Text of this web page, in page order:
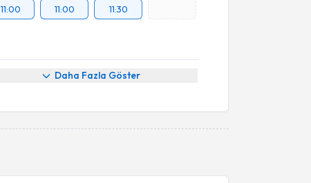
11:00
11:00
11:30
Daha Fazla Göster